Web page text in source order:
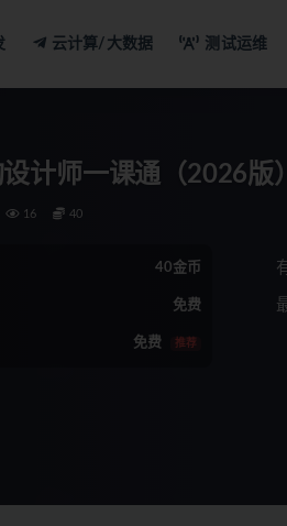
云计算/大数据 测试运维
计师一课通（2026版
16 40
40金币
免费
免费 推荐